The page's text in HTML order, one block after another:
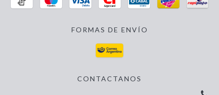
FORMAS DE ENVÍO
CONTACTANOS